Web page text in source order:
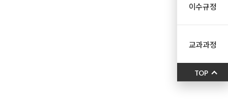
이수규정
교과과정
TOP